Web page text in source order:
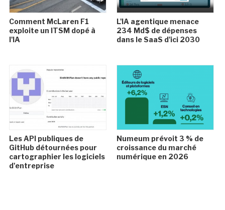
Comment McLaren F1
exploite un ITSM dopé à
l'IA
L'IA agentique menace
234 Md$ de dépenses
dans le SaaS d'ici 2030
Les API publiques de
GitHub détournées pour
cartographier les logiciels
d'entreprise
Numeum prévoit 3 % de
croissance du marché
numérique en 2026